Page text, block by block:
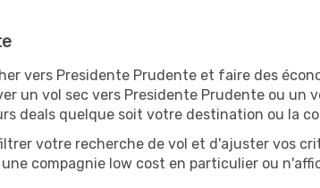
vers Presidente Prudente et faire des
un vol sec vers Presidente Prudente ou un
deals quelque soit votre destination ou la
votre recherche de vol et d'ajuster vos
compagnie low cost en particulier ou